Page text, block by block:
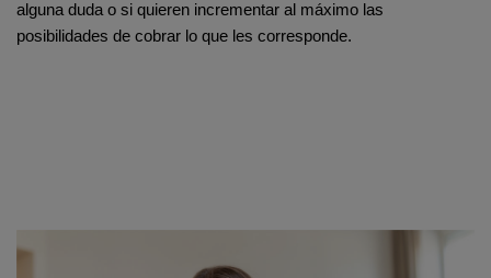
alguna duda o si quieren incrementar al máximo las
posibilidades de cobrar lo que les corresponde.